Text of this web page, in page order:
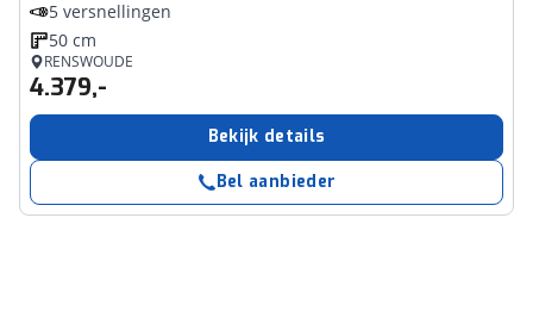
5 versnellingen
50 cm
RENSWOUDE
4.379,-
Bekijk details
Bel aanbieder